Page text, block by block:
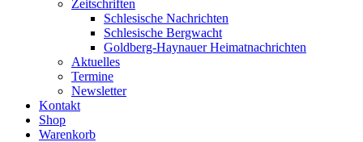
Zeitschriften
Schlesische Nachrichten
Schlesische Bergwacht
Goldberg-Haynauer Heimatnachrichten
Aktuelles
Termine
Newsletter
Kontakt
Shop
Warenkorb